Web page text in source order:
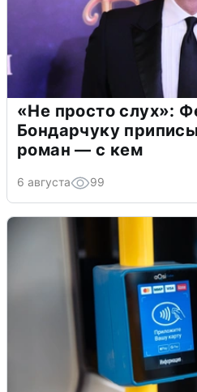
«Не просто слух»:
Бондарчуку
роман — с кем
6 августа 99